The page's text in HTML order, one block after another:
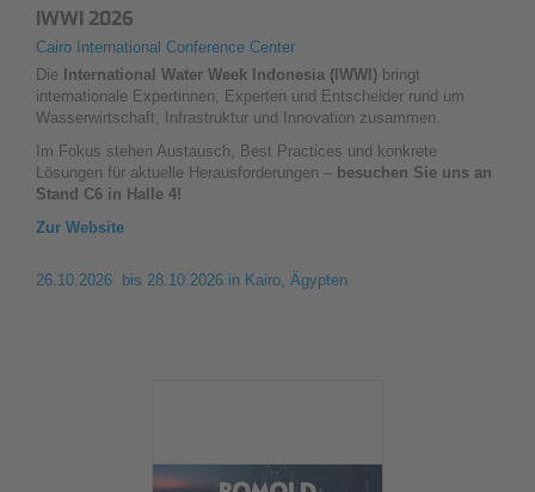
IWWI 2026
Cairo International Conference Center
Die
International Water Week Indonesia (IWWI) bringt
internationale Expertinnen, Experten und Entscheider rund um
Wasserwirtschaft, Infrastruktur und Innovation zusammen.
Im Fokus stehen Austausch, Best Practices und konkrete
Lösungen für aktuelle Herausforderungen – besuchen Sie uns an
Stand C6 in Halle 4!
Zur Website
26.10.2026 bis 28.10.2026 in Kairo, Ägypten